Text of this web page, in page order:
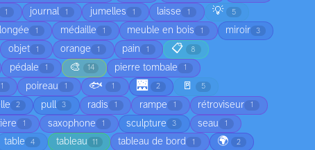
1 journal 1 jumelles 1 laisse 1 💡 5
1 médaille 1 meuble en bois 1 miroir 3
objet 1 orange 1 pain 1 📋 8
pédale 1 🎨 14 pierre tombale 1
1 poireau 1 🐟 1 🌉 2 🚪 5
2 pull 3 radis 1 rampe 1 rétroviseur 1
1 saxophone 1 sculpture 3 seau 1
table 4 tableau 11 tableau de bord 1 🌍 2